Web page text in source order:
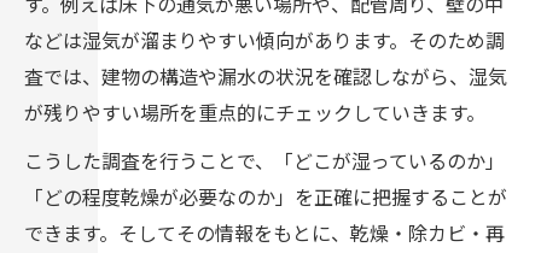
などは湿気が溜まりやすい傾向があります。そのため調
査では、建物の構造や漏水の状況を確認しながら、湿気
が残りやすい場所を重点的にチェックしていきます。
こうした調査を行うことで、「どこが湿っているのか」
「どの程度乾燥が必要なのか」を正確に把握することが
できます。そしてその情報をもとに、乾燥・除カビ・再